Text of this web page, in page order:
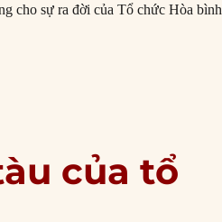
cho sự ra đời của Tổ chức Hòa bình
Hòa bình Xanh ra đời”
của tổ